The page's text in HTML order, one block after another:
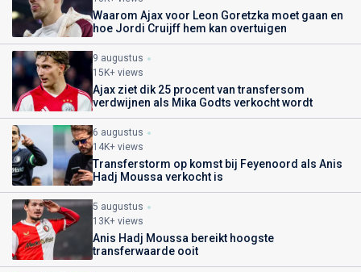
Waarom Ajax voor Leon Goretzka moet gaan en
hoe Jordi Cruijff hem kan overtuigen
9 augustus
15K+ views
Ajax ziet dik 25 procent van transfersom
verdwijnen als Mika Godts verkocht wordt
6 augustus
14K+ views
Transferstorm op komst bij Feyenoord als Anis
Hadj Moussa verkocht is
5 augustus
13K+ views
Anis Hadj Moussa bereikt hoogste
transferwaarde ooit